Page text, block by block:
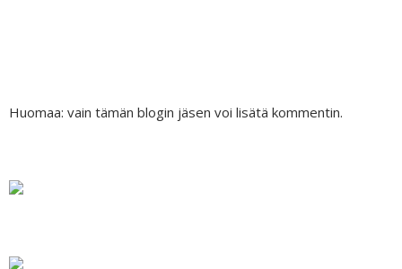
Huomaa: vain tämän blogin jäsen voi lisätä kommentin.